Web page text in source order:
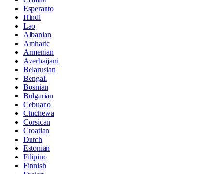
Esperanto
Hindi
Lao
Albanian
Amharic
Armenian
Azerbaijani
Belarusian
Bengali
Bosnian
Bulgarian
Cebuano
Chichewa
Corsican
Croatian
Dutch
Estonian
Filipino
Finnish